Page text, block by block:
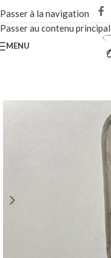
Passer à la navigation
Passer au contenu principal
MENU